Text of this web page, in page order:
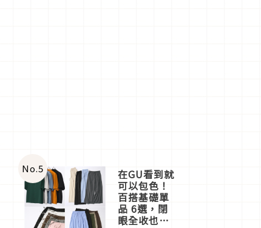
No.5 在GU看到就
可以包色！
百搭基礎單
品 6選，閉
眼全收也不